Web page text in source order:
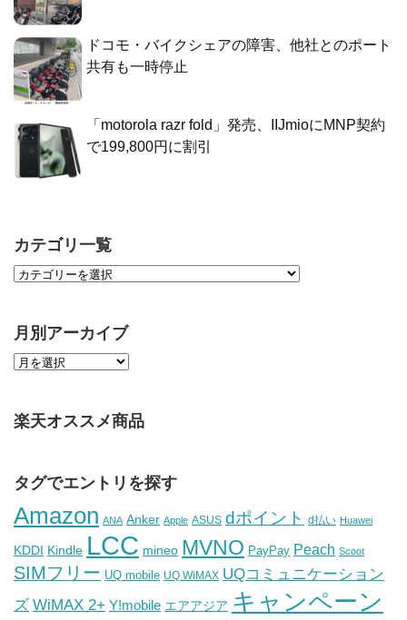
ドコモ・バイクシェアの障害、他社とのポート
共有も一時停止
「motorola razr fold」発売、IIJmioにMNP契約
で199,800円に割引
カテゴリ一覧
月別アーカイブ
楽天オススメ商品
タグでエントリを探す
Amazon ANA Anker Apple ASUS dポイント d払い Huawei
KDDI Kindle LCC mineo MVNO PayPay Peach Scoot
SIMフリー UQ mobile UQ WiMAX UQコミュニケーション
ズ WiMAX 2+ Y!mobile エアアジア キャンペーン